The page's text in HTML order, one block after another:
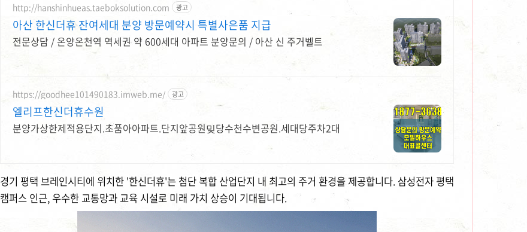
http://hanshinhueas.taeboksolution.com 광고
아산 한신더휴 잔여세대 분양 방문예약시 특별사은품 지급
전문상담 / 온양온천역 역세권 약 600세대 아파트 분양문의 / 아산 신 주거벨트
https://goodhee101490183.imweb.me/ 광고
엘리프한신더휴수원
분양가상한제적용단지.초품아아파트.단지앞공원밎당수천수변공원.세대당주차2대
경기 평택 브레인시티에 위치한 '한신더휴'는 첨단 복합 산업단지 내 최고의 주거 환경을 제공합니다. 삼성전자 평택
캠퍼스 인근, 우수한 교통망과 교육 시설로 미래 가치 상승이 기대됩니다.